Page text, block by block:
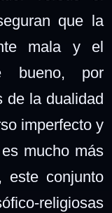
que la
mala y el
bueno, por
de la dualidad
imperfecto y
mucho más
este conjunto
religiosas